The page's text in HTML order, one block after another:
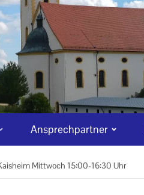
Ansprechpartner
Mittwoch 15:00-16:30 Uhr